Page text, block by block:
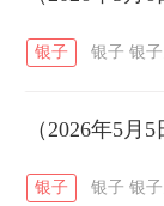
银子 银子 银
（2026年5
银子 银子 银